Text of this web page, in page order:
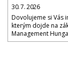
30. 7. 2026
Dovolujeme si Vás
kterým dojde na
Management